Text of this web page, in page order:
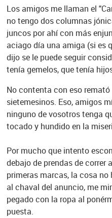
Los amigos me llaman el
no tengo dos columnas
juncos por ahí con más
aciago día una amiga (si es
dijo se le puede seguir
tenía gemelos, que tenía
No contenta con eso
sietemesinos. Eso, amigos
ninguno de vosotros tenga
tocado y hundido en la
Por mucho que intento
debajo de prendas de
primeras marcas, la cosa no
al chaval del anuncio, me
pegado con la ropa al
puesta.